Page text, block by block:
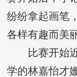
纷纷拿起画笔
各样有趣而美
比赛开始近
学的林嘉怡才